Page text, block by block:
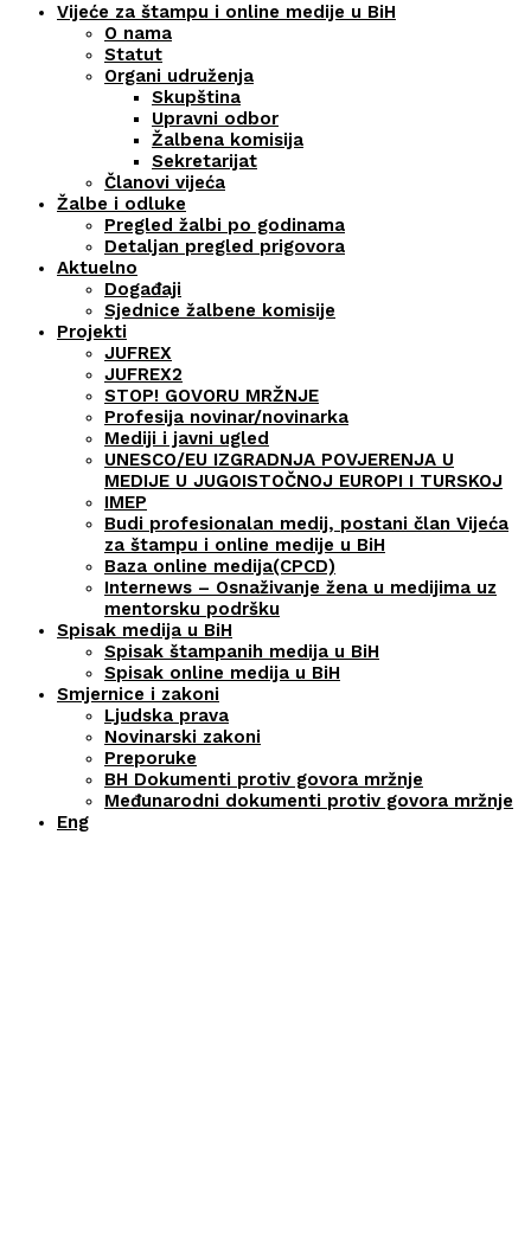
Vijeće za štampu i online medije u BiH
O nama
Statut
Organi udruženja
Skupština
Upravni odbor
Žalbena komisija
Sekretarijat
Članovi vijeća
Žalbe i odluke
Pregled žalbi po godinama
Detaljan pregled prigovora
Aktuelno
Događaji
Sjednice žalbene komisije
Projekti
JUFREX
JUFREX2
STOP! GOVORU MRŽNJE
Profesija novinar/novinarka
Mediji i javni ugled
UNESCO/EU IZGRADNJA POVJERENJA U
MEDIJE U JUGOISTOČNOJ EUROPI I TURSKOJ
IMEP
Budi profesionalan medij, postani član Vijeća
za štampu i online medije u BiH
Baza online medija(CPCD)
Internews – Osnaživanje žena u medijima uz
mentorsku podršku
Spisak medija u BiH
Spisak štampanih medija u BiH
Spisak online medija u BiH
Smjernice i zakoni
Ljudska prava
Novinarski zakoni
Preporuke
BH Dokumenti protiv govora mržnje
Međunarodni dokumenti protiv govora mržnje
Eng